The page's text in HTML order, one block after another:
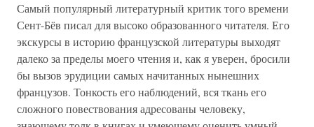
Самый популярный литературный критик того времени
Сент-Бёв писал для высоко образованного читателя. Его
экскурсы в историю французской литературы выходят
далеко за пределы моего чтения и, как я уверен, бросили
бы вызов эрудиции самых начитанных нынешних
французов. Тонкость его наблюдений, вся ткань его
сложного повествования адресованы человеку,